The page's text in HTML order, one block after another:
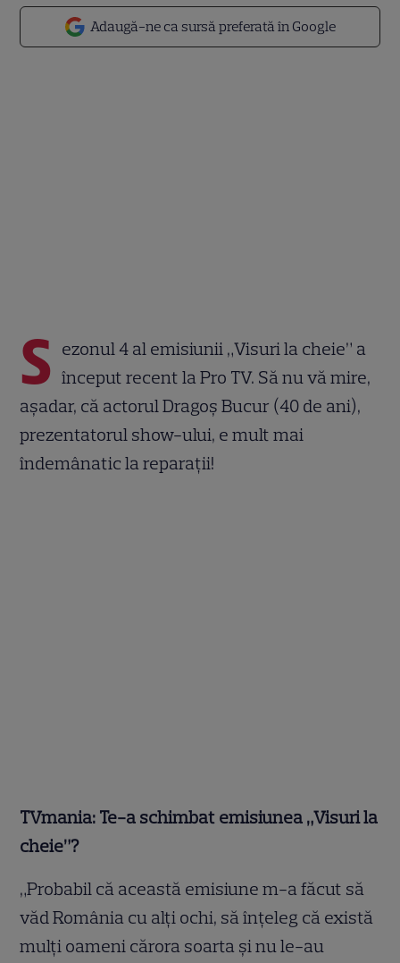
Adaugă-ne ca sursă preferată în Google
S ezonul 4 al emisiunii „Visuri la cheie” a
început recent la Pro TV. Să nu vă mire,
așadar, că actorul Dragoș Bucur (40 de ani),
prezentatorul show-ului, e mult mai
îndemânatic la reparații!
TVmania: Te-a schimbat emisiunea „Visuri la
cheie”?
„Probabil că această emisiune m-a făcut să
văd România cu alți ochi, să înțeleg că există
mulți oameni cărora soarta șinu le-au